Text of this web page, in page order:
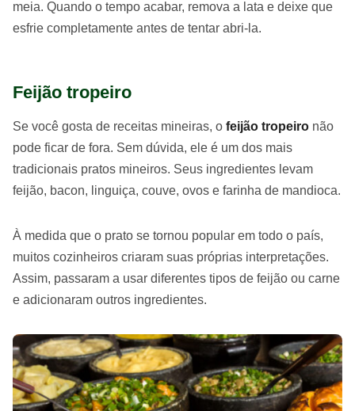
meia. Quando o tempo acabar, remova a lata e deixe que
esfrie completamente antes de tentar abri-la.
Feijão tropeiro
Se você gosta de receitas mineiras, o feijão tropeiro não
pode ficar de fora. Sem dúvida, ele é um dos mais
tradicionais pratos mineiros. Seus ingredientes levam
feijão, bacon, linguiça, couve, ovos e farinha de mandioca.
À medida que o prato se tornou popular em todo o país,
muitos cozinheiros criaram suas próprias interpretações.
Assim, passaram a usar diferentes tipos de feijão ou carne
e adicionaram outros ingredientes.